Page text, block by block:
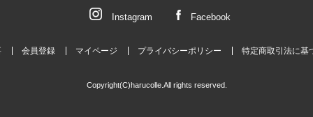
Instagram Facebook
会員登録 マイページ プライバシーポリシー 特定商取引法に基
Copyright(C)harucolle.All rights reserved.